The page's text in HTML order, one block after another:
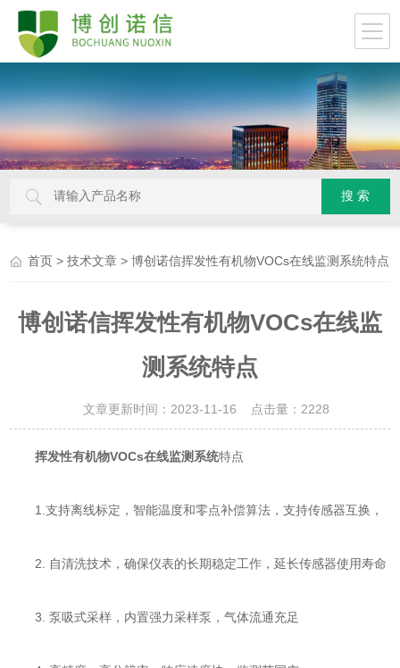
首页 >技术文章 > 博创诺信挥发性有机物VOCs在线监测系统特点
博创诺信挥发性有机物VOCs在线监
测系统特点
文章更新时间：2023-11-16 点击量： 2228
挥发性有机物VOCs在线监测系统特点
1.支持离线标定，智能温度和零点补偿算法，支持传感器互换，
2. 自清洗技术，确保仪表的长期稳定工作，延长传感器使用寿命
3. 泵吸式采样，内置强力采样泵，气体流通充足